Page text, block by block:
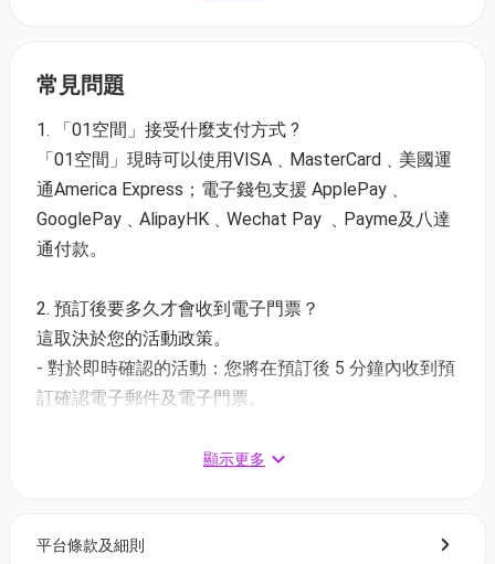
核心內容，讓學習更加貼近當今世界的需求。
在這 2.5 小時的工作坊中，我們的導師將帶您深入探索
珍珠的奧秘，了解珍珠的形成過程及其與海洋之間的
密切關係。這將是一段讓你重新認識珍珠的奇妙旅
程，讓你重新認識東方之珠的獨特魅力。
珍珠講座［介紹香港被遺忘的珍珠故事］
養殖示範［揭開珍珠成長的神秘面紗］
開貝尋珠［打開珍珠貝尋獲自己的香港珍珠］
首飾製作［由導師協助製作自己的珍珠首飾］
常見問題
1. 「01空間」接受什麼支付方式 ?
「01空間」現時可以使用VISA﹑MasterCard﹑美國運
通America Express；電子錢包支援 ApplePay﹑
GooglePay﹑AlipayHK﹑Wechat Pay ﹑Payme及八達
通付款。
2. 預訂後要多久才會收到電子門票？
這取決於您的活動政策。
- 對於即時確認的活動：您將在預訂後 5 分鐘內收到預
訂確認電子郵件及電子門票。
1 - 3 個工作天內發送到您所登記的電郵地址。
- 會員可以下載《香港01》流動應用程式(APP) ，並以
顯示更多
平台條款及細則